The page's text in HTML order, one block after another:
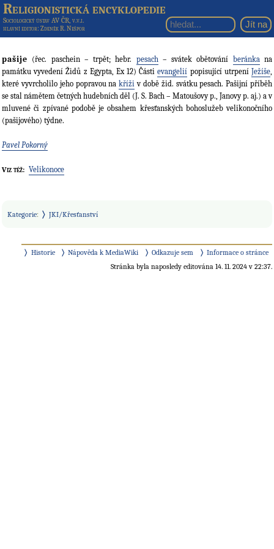
Religionistická encyklopedie
Sociologický ústav AV ČR, v.v.i.
hlavní editor: Zdeněk R. Nešpor
pašije (řec. paschein – trpět; hebr. pesach– svátek obětování beránkana
památku vyvedení Židů z Egypta, Ex 12) Částievangelií popisující utrpeníJežíše,
které vyvrcholilo jeho popravou nakříži v době žid. svátku pesach. Pašijní příběh
se stal námětem četných hudebních děl (J. S. Bach – Matoušovy p., Janovy p. aj.) a v
mluvené či zpívané podobě je obsahem křesťanských bohoslužeb velikonočního
(pašijového) týdne.
Pavel Pokorný
Viz též: Velikonoce
Kategorie: JKI/Křesťanství
Historie Nápověda k MediaWiki Odkazuje sem
Informace o stránce
Stránka byla naposledy editována 14. 11. 2024 v 22:37.